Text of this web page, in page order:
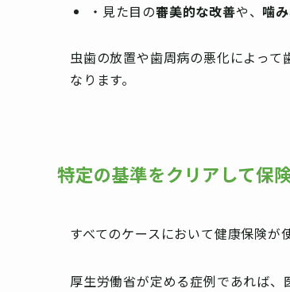
・見た目の審美的な改善や、 噛
虫歯の放置や歯周病の悪化によっ
なります。
特定の基準をクリアして保
すべてのケースにおいて健康保険が
厚生労働省が定める症例であれば、